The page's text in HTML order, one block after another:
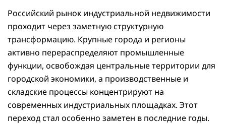
Российский рынок индустриальной недвижимости
проходит через заметную структурную
трансформацию. Крупные города и регионы
активно перераспределяют промышленные
функции, освобождая центральные территории для
городской экономики, а производственные и
складские процессы концентрируют на
современных индустриальных площадках. Этот
переход стал особенно заметен в последние годы.